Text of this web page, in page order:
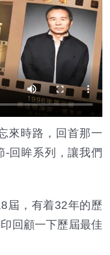
來時路，回首那一
-回眸系列，讓我們
屆，有着32年的歷
回顧一下歷屆最佳